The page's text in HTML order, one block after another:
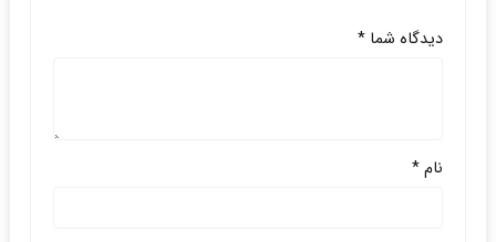
دیدگاه شما *
نام*